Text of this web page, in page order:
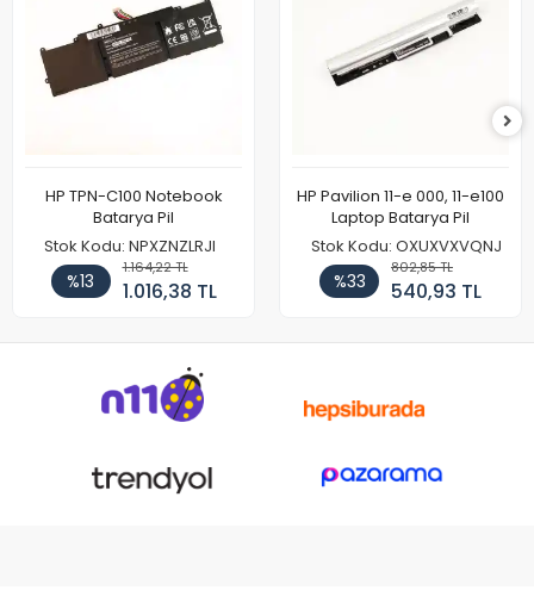
HP TPN-C100 Notebook
Batarya Pil
Stok Kodu: NPXZNZLRJI
%13
1.164,22 TL
1.016,38 TL
HP Pavilion 11-e 000, 11-e100
Laptop Batarya Pil
Stok Kodu: OXUXVXVQNJ
%33
802,85 TL
540,93 TL